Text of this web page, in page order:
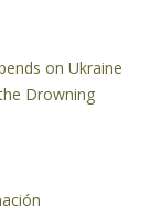
on Ukraine
Drowning